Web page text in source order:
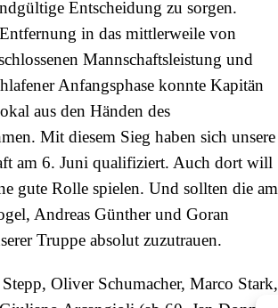
Entscheidung zu sorgen.
in das mittlerweile von
Mannschaftsleistung und
Anfangsphase konnte Kapitän
aus den Händen des
Mit diesem Sieg haben sich unsere
am 6. Juni qualifiziert. Auch dort will
gute Rolle spielen. Und sollten die am
Andreas Günther und Goran
Truppe absolut zuzutrauen.
Oliver Schumacher, Marco Stark,